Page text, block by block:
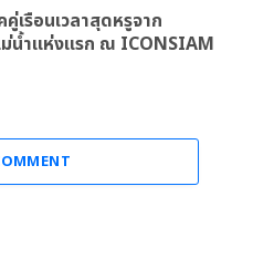
เรือนเวลาสุดหรูจาก
น้ำแห่งแรก ณ ICONSIAM